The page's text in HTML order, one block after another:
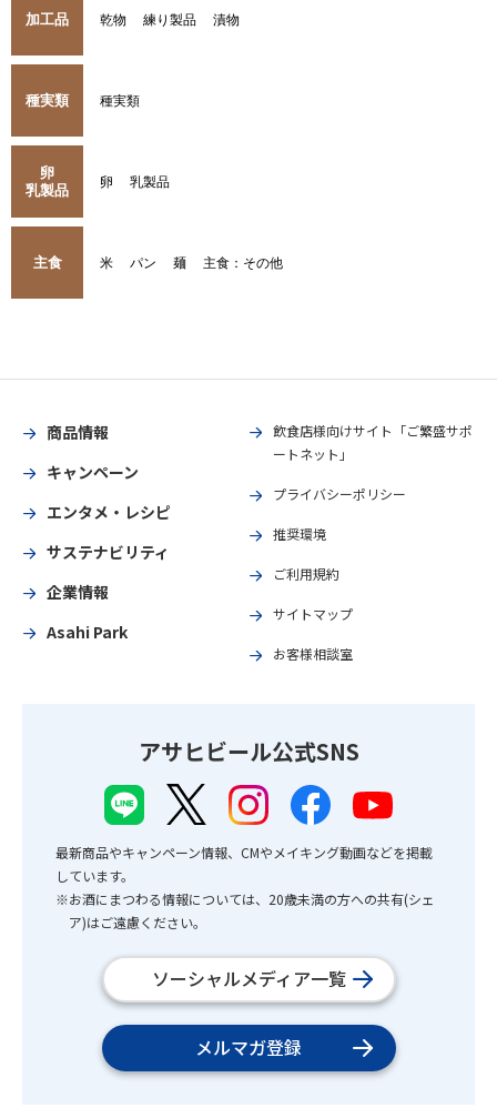
加工品 乾物 練り製品 漬物
種実類 種実類
卵
乳製品
卵 乳製品
主食 米 パン 麺 主食：その他
商品情報
キャンペーン
エンタメ・レシピ
サステナビリティ
企業情報
Asahi Park
飲食店様向けサイト「ご繁盛サポ
ートネット」
プライバシーポリシー
推奨環境
ご利用規約
サイトマップ
お客様相談室
アサヒビール公式SNS
最新商品やキャンペーン情報、CMやメイキング動画などを掲載
しています。
※お酒にまつわる情報については、20歳未満の方への共有(シェ
ア)はご遠慮ください。
ソーシャルメディア一覧
メルマガ登録